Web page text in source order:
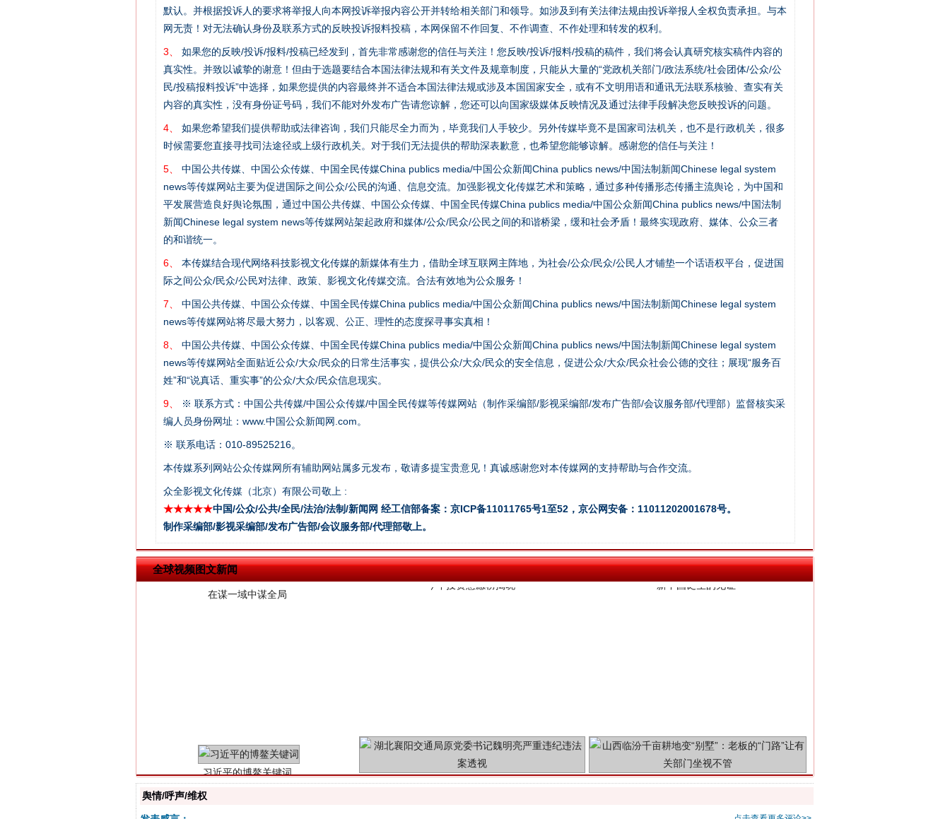
默认。并根据投诉人的要求将举报人向本网投诉举报内容公开并转给相关部门和领导。如涉及到有关法律法规由投诉举报人全权负责承担。与本
网无责！对无法确认身份及联系方式的反映投诉报料投稿，本网保留不作回复、不作调查、不作处理和转发的权利。
3、
如果您的反映/投诉/报料/投稿已经发到，首先非常感谢您的信任与关注！您反映/投诉/报料/投稿的稿件，我们将会认真研究核实稿件内容的
真实性。并致以诚挚的谢意！但由于选题要结合本国法律法规和有关文件及规章制度，只能从大量的“党政机关部门/政法系统/社会团体/公众/公
民/投稿报料投诉”中选择，如果您提供的内容最终并不适合本国法律法规或涉及本国国家安全，或有不文明用语和通讯无法联系核验、查实有关
内容的真实性，没有身份证号码，我们不能对外发布广告请您谅解，您还可以向国家级媒体反映情况及通过法律手段解决您反映投诉的问题。
4、
如果您希望我们提供帮助或法律咨询，我们只能尽全力而为，毕竟我们人手较少。另外传媒毕竟不是国家司法机关，也不是行政机关，很多
时候需要您直接寻找司法途径或上级行政机关。对于我们无法提供的帮助深表歉意，也希望您能够谅解。感谢您的信任与关注！
5、
中国公共传媒、中国公众传媒、中国全民传媒China publics media/中国公众新闻China publics news/中国法制新闻Chinese legal system
news等传媒网站主要为促进国际之间公众/公民的沟通、信息交流。加强影视文化传媒艺术和策略，通过多种传播形态传播主流舆论，为中国和
平发展营造良好舆论氛围，通过中国公共传媒、中国公众传媒、中国全民传媒China publics media/中国公众新闻China publics news/中国法制
新闻Chinese legal system news等传媒网站架起政府和媒体/公众/民众/公民之间的和谐桥梁，缓和社会矛盾！最终实现政府、媒体、公众三者
的和谐统一。
6、
本传媒结合现代网络科技影视文化传媒的新媒体有生力，借助全球互联网主阵地，为社会/公众/民众/公民人才铺垫一个话语权平台，促进国
际之间公众/民众/公民对法律、政策、影视文化传媒交流。合法有效地为公众服务！
7、
中国公共传媒、中国公众传媒、中国全民传媒China publics media/中国公众新闻China publics news/中国法制新闻Chinese legal system
news等传媒网站将尽最大努力，以客观、公正、理性的态度探寻事实真相！
8、
中国公共传媒、中国公众传媒、中国全民传媒China publics media/中国公众新闻China publics news/中国法制新闻Chinese legal system
news等传媒网站全面贴近公众/大众/民众的日常生活事实，提供公众/大众/民众的安全信息，促进公众/大众/民众社会公德的交往；展现“服务百
姓”和“说真话、重实事”的公众/大众/民众信息现实。
9、
※ 联系方式：中国公共传媒/中国公众传媒/中国全民传媒等传媒网站（制作采编部/影视采编部/发布广告部/会议服务部/代理部）监督核实采
编人员身份网址：www.中国公众新闻网.com。
※ 联系电话：010-89525216。
本传媒系列网站公众传媒网所有辅助网站属多元发布，敬请多提宝贵意见！真诚感谢您对本传媒网的支持帮助与合作交流。
众全影视文化传媒（北京）有限公司敬上 :
★★★★★中国/公众/公共/全民/法治/法制/新闻网 经工信部备案：京ICP备11011765号1至52，京公网安备：11011202001678号。
制作采编部/影视采编部/发布广告部/会议服务部/代理部敬上。
全球视频图文新闻
茶叶“炒上天”
这是一记警钟！ 谢谢有你温暖了四季 法官巧妙执行解纠纷
在谋一域中谋全局
舆情/呼声/维权